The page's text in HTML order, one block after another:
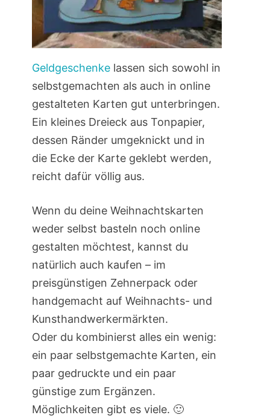
Geldgeschenkelassen sich sowohl in
selbstgemachten als auch in online
gestalteten Karten gut unterbringen.
Ein kleines Dreieck aus Tonpapier,
dessen Ränder umgeknickt und in
die Ecke der Karte geklebt werden,
reicht dafür völlig aus.
Wenn du deine Weihnachtskarten
weder selbst basteln noch online
gestalten möchtest, kannst du
natürlich auch kaufen – im
preisgünstigen Zehnerpack oder
handgemacht auf Weihnachts- und
Kunsthandwerkermärkten.
Oder du kombinierst alles ein wenig:
ein paar selbstgemachte Karten, ein
paar gedruckte und ein paar
günstige zum Ergänzen.
Möglichkeiten gibt es viele. 🙂